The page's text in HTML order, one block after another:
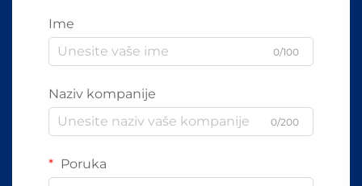
Ime
0/100
Naziv kompanije
0/200
Poruka